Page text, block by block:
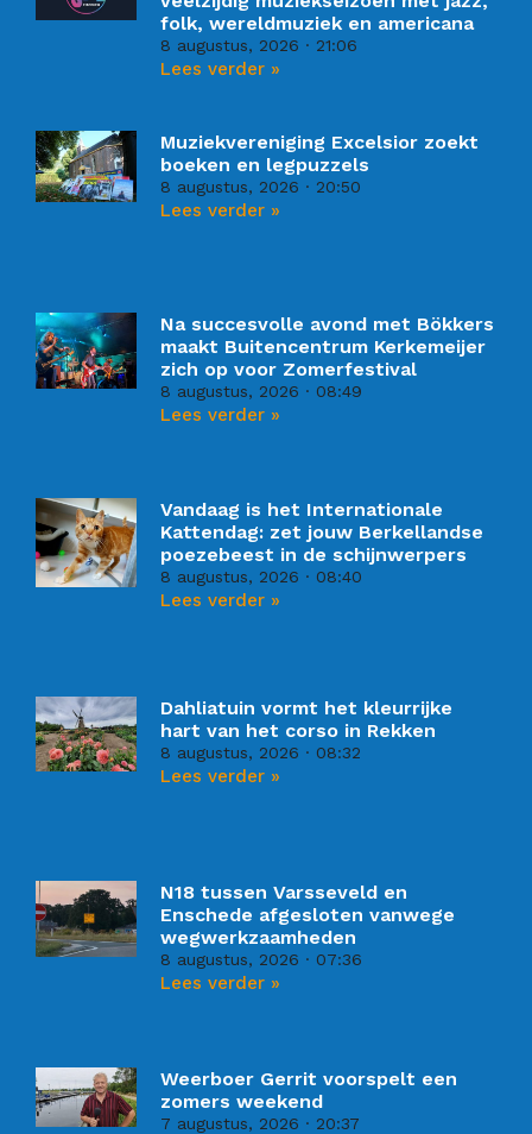
folk, wereldmuziek en americana
8 augustus, 2026 21:06
Lees verder »
Muziekvereniging Excelsior zoekt
boeken en legpuzzels
8 augustus, 2026 20:50
Lees verder »
Na succesvolle avond met Bökkers
maakt Buitencentrum Kerkemeijer
zich op voor Zomerfestival
8 augustus, 2026 08:49
Lees verder »
Vandaag is het Internationale
Kattendag: zet jouw Berkellandse
poezebeest in de schijnwerpers
8 augustus, 2026 08:40
Lees verder »
Dahliatuin vormt het kleurrijke
hart van het corso in Rekken
8 augustus, 2026 08:32
Lees verder »
N18 tussen Varsseveld en
Enschede afgesloten vanwege
wegwerkzaamheden
8 augustus, 2026 07:36
Lees verder »
Weerboer Gerrit voorspelt een
zomers weekend
7 augustus, 2026 20:37